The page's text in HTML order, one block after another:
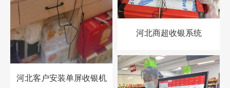
河北客户安装单屏收银机
河北商超收银系统